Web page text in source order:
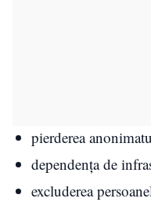
pierderea
dependența de
excluderea